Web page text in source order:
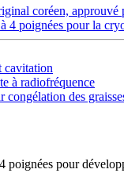
coréen,
4 poignées pour la
cavitation
à radiofréquence
des